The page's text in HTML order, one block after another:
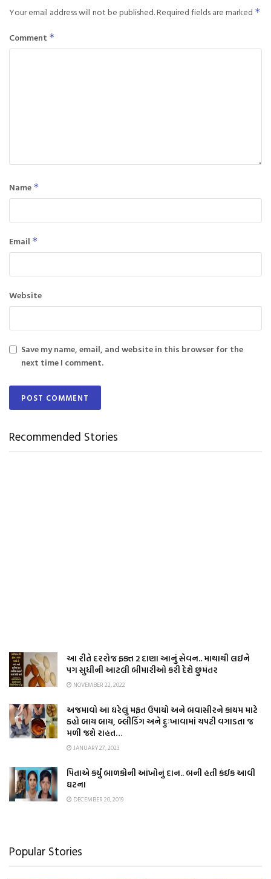
Your email address will not be published.Required fields are marked *
Comment *
Name *
Email *
Website
Save my name, email, and website in this browser for the
next time I comment.
Recommended Stories
આ રીતે દરરોજ ફક્ત 2 દાણા આનું સેવન.. માથાથી લઈને
પગ સુધીની આટલી બીમારીઓ કરી દેશે છુમંતર
NOVEMBER 22, 2022
અજમાવો આ ઘરેલું મફત ઉપાયો અને બવાસીરને કાયમ માટે
કહો બાય બાય, બ્લીડિંગ અને દુઃખાવામાં ચપટી વગાડતા જ
મળી જશે રાહત…
JANUARY 27, 2023
પિતાએ કર્યું બાળકોની આંખોનું દાન.. બની હતી કંઈક આવી
ઘટના
DECEMBER 20, 2019
Popular Stories